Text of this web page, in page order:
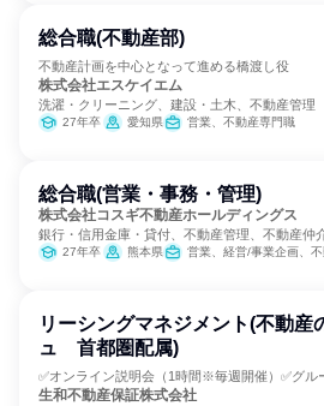
総合職(不動産部)
不動産計画を中心となって進める橋渡し役
株式会社エスケイエム
洗濯・クリーニング、建設・土木、不動産管理
27年卒 愛知県 営業、不動産専門職
総合職(営業・事務・管理)
株式会社コスギ不動産ホールディングス
銀行・信用金庫・貸付、不動産管理、不動産仲
27年卒 熊本県 営業、経営/事業企画、不動産
リーシングマネジメント(不動産
ュ 首都圏配属)
✅オンライン説明会（1時間※毎週開催）✅グル
生和不動産保証株式会社